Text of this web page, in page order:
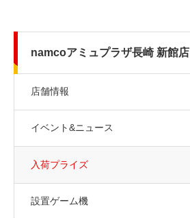
namcoアミュプラザ長崎 新館店
店舗情報
イベント&ニュース
入荷プライズ
設置ゲーム機